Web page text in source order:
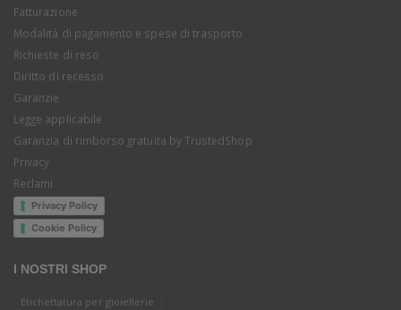
Fatturazione
Modalità di pagamento e spese di trasporto
Richieste di reso
Diritto di recesso
Garanzie
Legge applicabile
Garanzia di rimborso gratuita by TrustedShop
Privacy
Reclami
Privacy Policy
Cookie Policy
I NOSTRI SHOP
Etichettatura per gioiellerie